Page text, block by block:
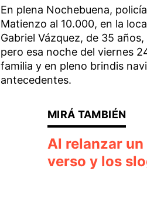
En plena Nochebuena,
Matienzo al 10.000, en la
Gabriel Vázquez, de 35
pero esa noche del viernes
familia y en pleno brindis
antecedentes.
Al relanzar
verso y los